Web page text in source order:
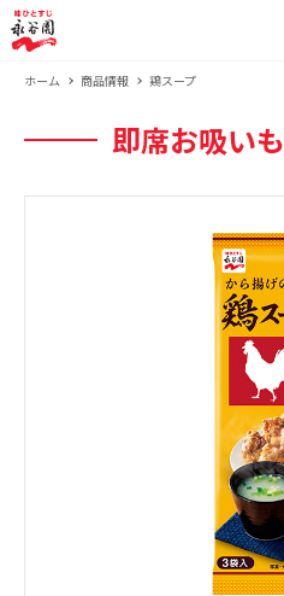
ホーム 商品情報 鶏スープ
即席お吸い